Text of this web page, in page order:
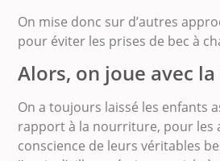
On mise donc sur d’autres
pour éviter les prises de bec à
Alors, on joue avec
On a toujours laissé les enfants
rapport à la nourriture, pour les
conscience de leurs véritables